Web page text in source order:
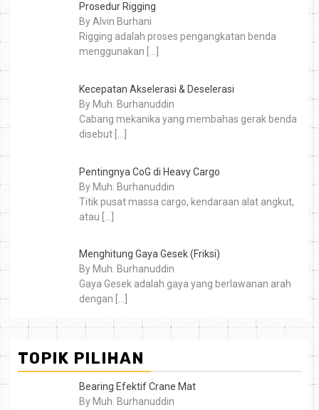
Prosedur Rigging
By Alvin Burhani
Rigging adalah proses pengangkatan benda
menggunakan […]
Kecepatan Akselerasi & Deselerasi
By Muh. Burhanuddin
Cabang mekanika yang membahas gerak benda
disebut
Pentingnya CoG di Heavy Cargo
By Muh. Burhanuddin
Titik pusat massa cargo, kendaraan alat angkut,
atau
Menghitung Gaya Gesek (Friksi)
By Muh. Burhanuddin
Gaya Gesek adalah gaya yang berlawanan arah
dengan […]
TOPIK PILIHAN
Bearing Efektif Crane Mat
By Muh. Burhanuddin